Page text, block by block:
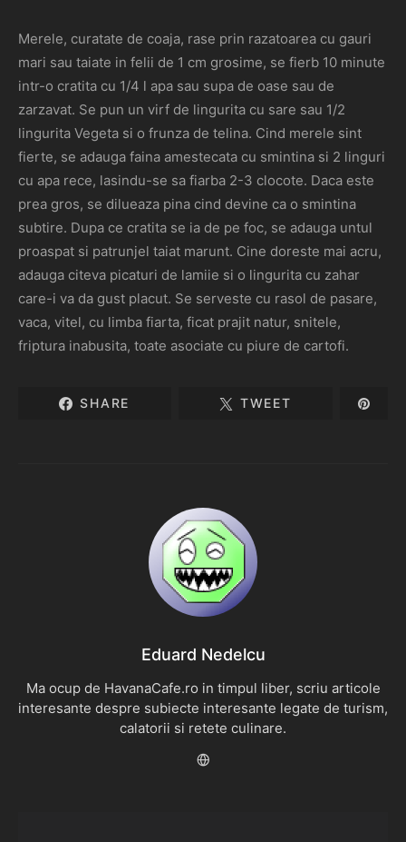
Merele, curatate de coaja, rase prin razatoarea cu gauri
mari sau taiate in felii de 1 cm grosime, se fierb 10 minute
intr-o cratita cu 1/4 l apa sau supa de oase sau de
zarzavat. Se pun un virf de lingurita cu sare sau 1/2
lingurita Vegeta si o frunza de telina. Cind merele sint
fierte, se adauga faina amestecata cu smintina si 2 linguri
cu apa rece, lasindu-se sa fiarba 2-3 clocote. Daca este
prea gros, se dilueaza pina cind devine ca o smintina
subtire. Dupa ce cratita se ia de pe foc, se adauga untul
proaspat si patrunjel taiat marunt. Cine doreste mai acru,
adauga citeva picaturi de lamiie si o lingurita cu zahar
care-i va da gust placut. Se serveste cu rasol de pasare,
vaca, vitel, cu limba fiarta, ficat prajit natur, snitele,
friptura inabusita, toate asociate cu piure de cartofi.
SHARE TWEET
Eduard Nedelcu
Ma ocup de HavanaCafe.ro in timpul liber, scriu articole
interesante despre subiecte interesante legate de turism,
calatorii si retete culinare.